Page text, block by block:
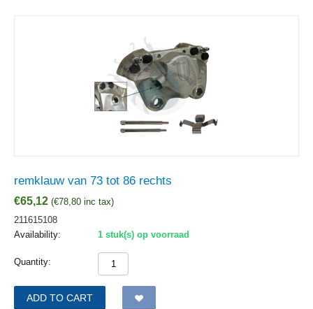
remklauw van 73 tot 86 rechts
€65,12 (€78,80 inc tax)
211615108
Availability:
1 stuk(s) op voorraad
Quantity:
ADD TO CART